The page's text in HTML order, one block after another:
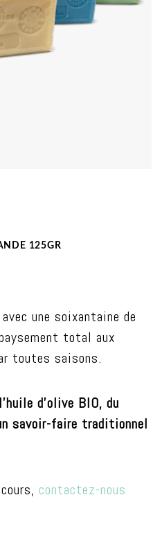
125GR
une soixantaine de
total aux
toutes saisons.
d’olive BIO, du
savoir-faire traditionnel
contactez-nous